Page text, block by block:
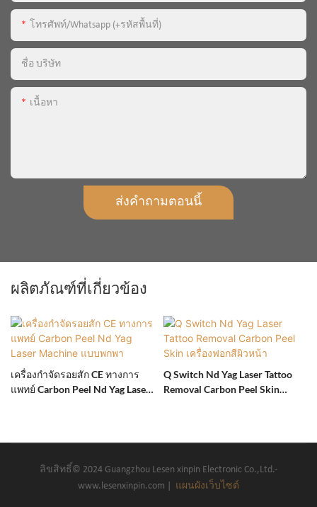
โทรศัพท์/whatsapp (+รหัสพื้นที่)
ชื่อ บริษัท
เนื้อหา
ส่งคำถามตอนนี้
ผลิตภัณฑ์ที่เกี่ยวข้อง
เครื่องกำจัดรอยสัก CE ทางการ
แพทย์ Carbon Peel Nd Yag Laser
Q Switch Nd Yag Laser Tattoo
Removal Carbon Peel Skin
ลิขสิทธิ์© 2024 Guangzhou Lesen xinpin Electronic Co.,Ltd.-
www.lesenxinpin.com |
แผนผังเว็บไซต์